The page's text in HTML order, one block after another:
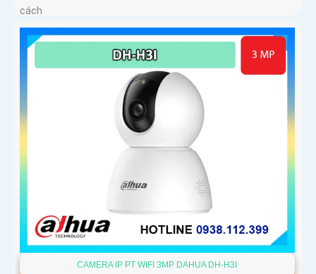
cách
CAMERA IP PT WIFI 3MP DAHUA DH-H3I